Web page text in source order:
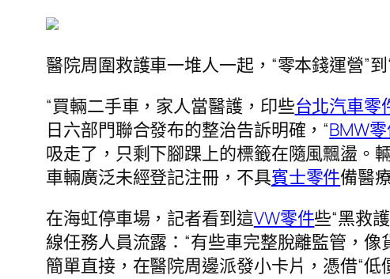
醫院周圍救護車一堆人一起，“零本錢運營”到
“買輛二手車，家人當醫護，印些台北汽車零
日六部門聯合發布的整治告訴明確，“BMW
吸走了，只剩下腳踝上的標籤在隨風飄盪。
車輛廣泛未經登記注冊，不具賓士零件備醫
在海虹停車場，記者看到這VW零件些“黑救
線任務人員流露：“有些車完整脫離監管，
簡單直接，在醫院周邊派發小卡片，憑借“低